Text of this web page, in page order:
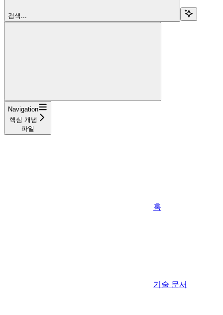
검색...
Navigation
핵심 개념
파일
홈
기술 문서